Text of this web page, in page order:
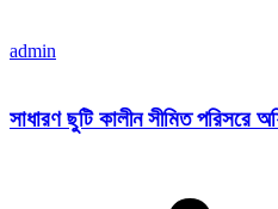
admin
সাধারণ ছুটি কালীন সীমিত পরিসরে